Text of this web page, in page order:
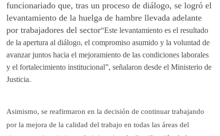
funcionariado que, tras un proceso de diálogo, se logró el
levantamiento de la huelga de hambre llevada adelante
por trabajadores del sector“Este levantamiento es el resultado
de la apertura al diálogo, el compromiso asumido y la voluntad de
avanzar juntos hacia el mejoramiento de las condiciones laborales
y el fortalecimiento institucional”, señalaron desde el Ministerio de
Justicia.
Asimismo, se reafirmaron en la decisión de continuar trabajando
por la mejora de la calidad del trabajo en todas las áreas del